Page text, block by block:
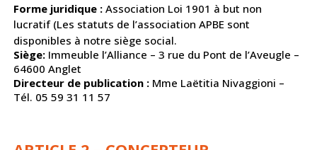
Forme juridique :Association Loi 1901 à but non
lucratif (Les statuts de l’association APBE sont
disponibles à notre siège social.
Siège:Immeuble l’Alliance – 3 rue du Pont de l’Aveugle –
64600 Anglet
Directeur de publication :Mme Laëtitia Nivaggioni –
Tél. 05 59 31 11 57